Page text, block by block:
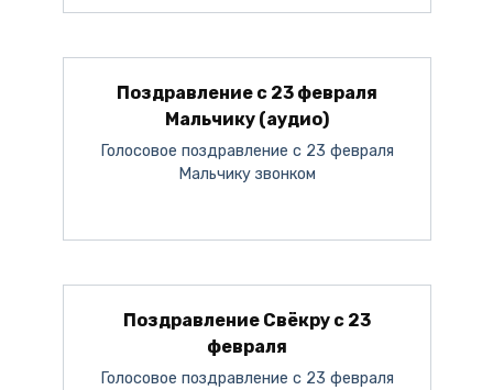
Поздравление с 23 февраля
Мальчику (аудио)
Голосовое поздравление с 23 февраля
Мальчику звонком
Поздравление Свёкру с 23
февраля
Голосовое поздравление с 23 февраля